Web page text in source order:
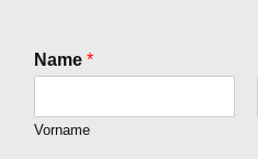
Name *
Vorname